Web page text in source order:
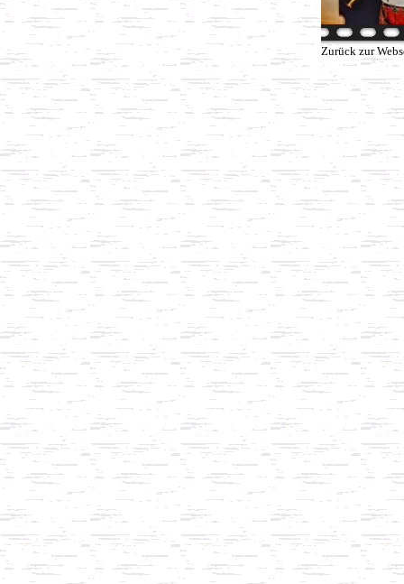
Zurück zur